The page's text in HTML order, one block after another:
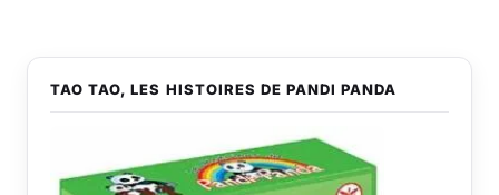
TAO TAO, LES HISTOIRES DE PANDI PANDA